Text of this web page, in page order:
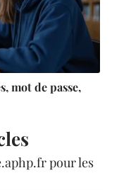
mot de passe,
pour les